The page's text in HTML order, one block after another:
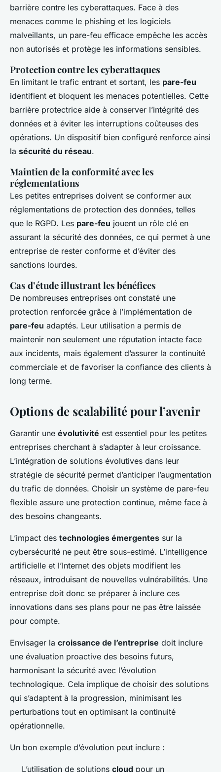
barrière contre les cyberattaques. Face à des
menaces comme le phishing et les logiciels
malveillants, un pare-feu efficace empêche les accès
non autorisés et protège les informations sensibles.
Protection contre les cyberattaques
En limitant le trafic entrant et sortant, les pare-feu
identifient et bloquent les menaces potentielles. Cette
barrière protectrice aide à conserver l’intégrité des
données et à éviter les interruptions coûteuses des
opérations. Un dispositif bien configuré renforce ainsi
la sécurité du réseau.
Maintien de la conformité avec les
réglementations
Les petites entreprises doivent se conformer aux
réglementations de protection des données, telles
que le RGPD. Les pare-feu jouent un rôle clé en
assurant la sécurité des données, ce qui permet à une
entreprise de rester conforme et d’éviter des
sanctions lourdes.
Cas d’étude illustrant les bénéfices
De nombreuses entreprises ont constaté une
protection renforcée grâce à l’implémentation de
pare-feu adaptés. Leur utilisation a permis de
maintenir non seulement une réputation intacte face
aux incidents, mais également d’assurer la continuité
commerciale et de favoriser la confiance des clients à
long terme.
Options de scalabilité pour l’avenir
Garantir une évolutivité est essentiel pour les petites
entreprises cherchant à s’adapter à leur croissance.
L’intégration de solutions évolutives dans leur
stratégie de sécurité permet d’anticiper l’augmentation
du trafic de données. Choisir un système de pare-feu
flexible assure une protection continue, même face à
des besoins changeants.
L’impact des technologies émergentes sur la
cybersécurité ne peut être sous-estimé. L’intelligence
artificielle et l’Internet des objets modifient les
réseaux, introduisant de nouvelles vulnérabilités. Une
entreprise doit donc se préparer à inclure ces
innovations dans ses plans pour ne pas être laissée
pour compte.
Envisager la croissance de l’entreprise doit inclure
une évaluation proactive des besoins futurs,
harmonisant la sécurité avec l’évolution
technologique. Cela implique de choisir des solutions
qui s’adaptent à la progression, minimisant les
perturbations tout en optimisant la continuité
opérationnelle.
Un bon exemple d’évolution peut inclure :
L’utilisation de solutions cloud pour un